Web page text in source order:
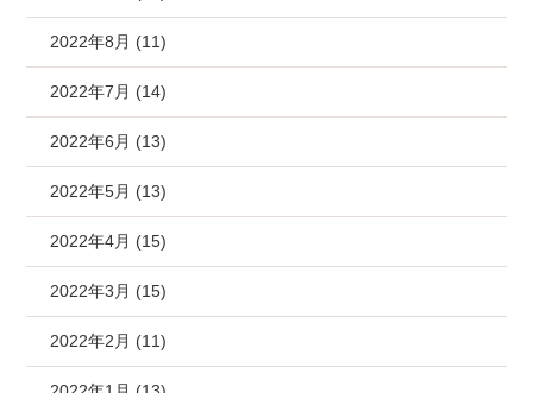
2022年8月 (11)
2022年7月 (14)
2022年6月 (13)
2022年5月 (13)
2022年4月 (15)
2022年3月 (15)
2022年2月 (11)